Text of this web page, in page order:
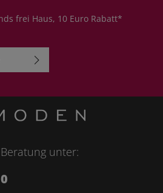
frei Haus, 10 Euro Rabatt*
Zeichen ein*
unter: